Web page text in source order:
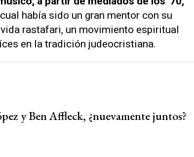
había sido un gran mentor con su
rastafari, un movimiento espiritual
en la tradición judeocristiana.
y Ben Affleck, ¿nuevamente juntos?